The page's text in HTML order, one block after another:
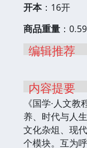
开本：16开
商品重量 ：
编辑推荐
内容提要
《国学·人文
养、时代与人
文化杂俎、现
个模块。互为